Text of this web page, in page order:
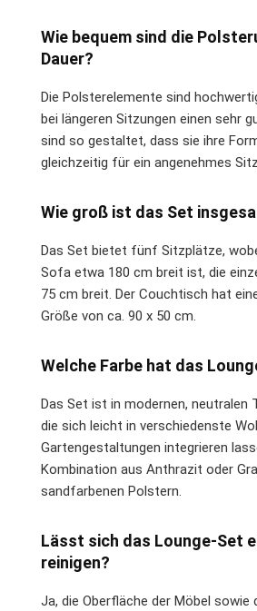
Wie bequem sind die
Dauer?
Die Polsterelemente sind
bei längeren Sitzungen einen sehr
sind so gestaltet, dass sie ihre
gleichzeitig für ein angenehmes
Wie groß ist das Set
Das Set bietet fünf Sitzplätze,
Sofa etwa 180 cm breit ist, die
75 cm breit. Der Couchtisch hat
Größe von ca. 90 x 50 cm.
Welche Farbe hat das
Das Set ist in modernen, neutralen
die sich leicht in verschiedenste
Gartengestaltungen integrieren
Kombination aus Anthrazit oder
sandfarbenen Polstern.
Lässt sich das Lounge-Set
reinigen?
Ja, die Oberfläche der Möbel sowie